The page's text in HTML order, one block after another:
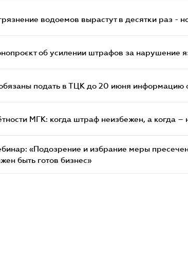
водоемов вырастут в десятки раз -
об усилении штрафов за нарушение
подать в ТЦК до 20 июня информацию
МГК: когда штраф неизбежен, а когда –
«Подозрение и избрание меры
быть готов бизнес»